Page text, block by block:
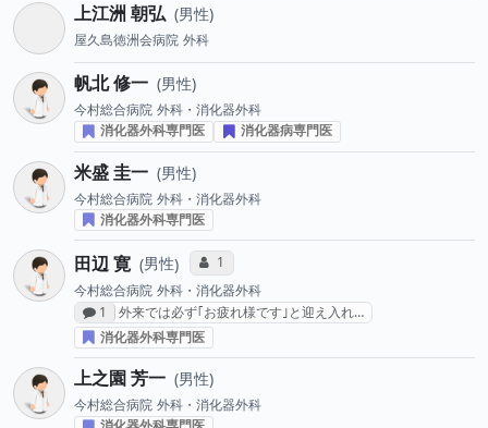
上江洲 朝弘 男性
屋久島徳洲会病院 外科
帆北 修一 男性
今村総合病院 外科・消化器外科
消化器外科専門医
消化器病専門医
米盛 圭一 男性
今村総合病院 外科・消化器外科
消化器外科専門医
田辺 寛 男性 コミュニケーション・タイプ投票数
1
今村総合病院 外科・消化器外科
感想投稿数
1
外来では必ず｢お疲れ様です｣と迎え入れ…
消化器外科専門医
上之園 芳一 男性
今村総合病院 外科・消化器外科